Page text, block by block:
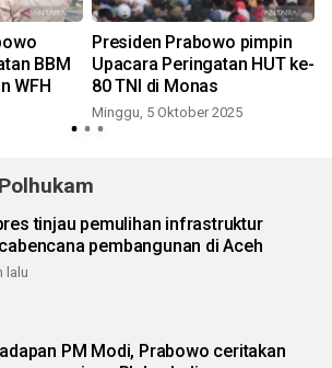
BBM
WFH
Presiden Prabowo pimpin
Upacara Peringatan HUT ke-
80 TNI di Monas
Minggu, 5 Oktober 2025
tinjau pemulihan infrastruktur
pembangunan di Aceh
lalu
PM Modi, Prabowo ceritakan